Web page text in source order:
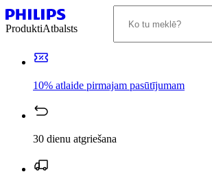
ProduktiAtbalsts
10% atlaide pirmajam pasūtījumam
30 dienu atgriešana